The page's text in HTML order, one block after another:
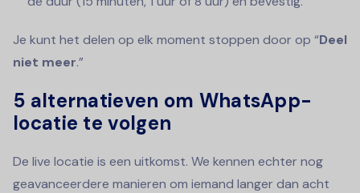
Je kunt het delen op elk moment stoppen door op “Deel
niet meer.”
5 alternatieven om WhatsApp-
locatie te volgen
De live locatie is een uitkomst. We kennen echter nog
geavanceerdere manieren om iemand langer dan acht